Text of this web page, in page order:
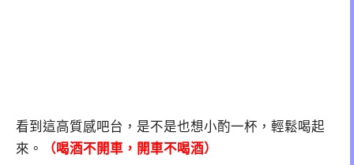
看到這高質感吧台，是不是也想小酌一杯，輕鬆喝起
來。
（喝酒不開車，開車不喝酒）